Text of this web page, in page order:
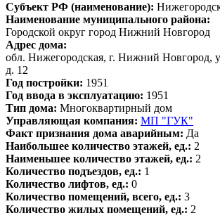
Субъект РФ (наименование):
Наименование муниципального района:
Городской округ город Нижний Новгород
Адрес дома:
обл. Нижегородская, г. Нижний Новгород,
д. 12
Год постройки: 1951
Год ввода в эксплуатацию: 1951
Тип дома: Многоквартирный дом
Управляющая компания: МП "ГУК"
Факт признания дома аварийным: Да
Наибольшее количество этажей, ед.: 2
Наименьшее количество этажей, ед.: 2
Количество подъездов, ед.: 1
Количество лифтов, ед.: 0
Количество помещений, всего, ед.: 3
Количество жилых помещений, ед.: 2